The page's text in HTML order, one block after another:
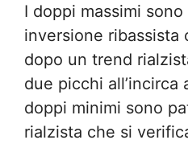
I doppi massimi
inversione ribassista
dopo un trend
due picchi all’incirca
doppi minimi sono
rialzista che si